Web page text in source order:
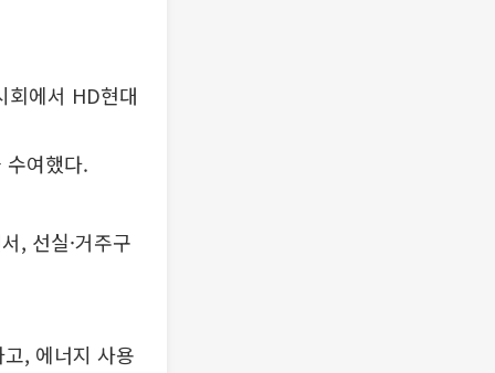
회에서 HD현대
여했다.
, 선실·거주구
, 에너지 사용